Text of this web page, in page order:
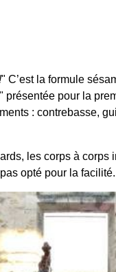
" C’est la formule
" présentée pour la
: contrebasse,
les corps à
opté pour la facilité.